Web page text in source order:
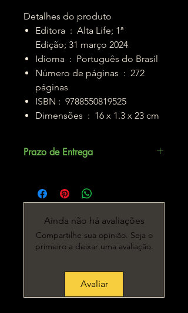
Detalhes do produto
Editora ‏ : ‎ Alta Life; 1ª
Edição; 31 março 2024
Idioma ‏ : ‎ Português do Brasil
Número de páginas ‏ : ‎ 272
páginas
ISBN : ‎ 9788550819525
Dimensões ‏ : ‎ 16 x 1.3 x 23 cm
Prazo de Entrega
Ainda não há avaliações
Compartilhe sua opinião. Seja o
primeiro a deixar uma avaliação.
Avaliar